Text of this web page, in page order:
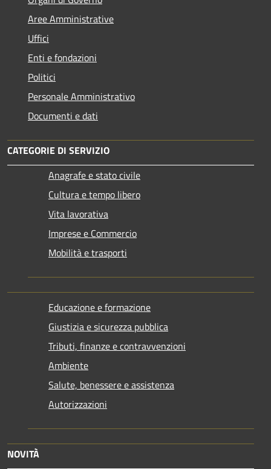
Aree Amministrative
Uffici
Enti e fondazioni
Politici
Personale Amministrativo
Documenti e dati
CATEGORIE DI SERVIZIO
Anagrafe e stato civile
Cultura e tempo libero
Vita lavorativa
Imprese e Commercio
Mobilità e trasporti
Educazione e formazione
Giustizia e sicurezza pubblica
Tributi, finanze e contravvenzioni
Ambiente
Salute, benessere e assistenza
Autorizzazioni
NOVITÀ